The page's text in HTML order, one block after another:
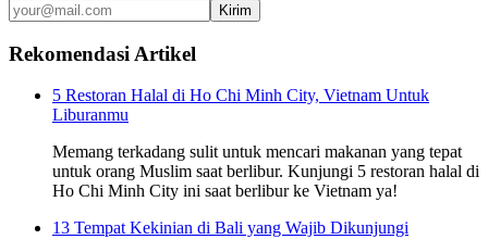
Kirim
Rekomendasi Artikel
5 Restoran Halal di Ho Chi Minh City, Vietnam Untuk
Liburanmu
Memang terkadang sulit untuk mencari makanan yang tepat
untuk orang Muslim saat berlibur. Kunjungi 5 restoran halal di
Ho Chi Minh City ini saat berlibur ke Vietnam ya!
13 Tempat Kekinian di Bali yang Wajib Dikunjungi